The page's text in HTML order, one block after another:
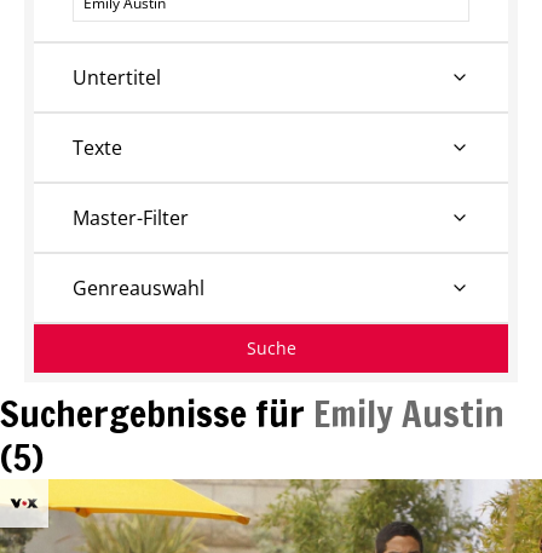
Suchergebnisse für Emily Austin
(5)
Untertitel
Texte
Master-Filter
Genreauswahl
Suche